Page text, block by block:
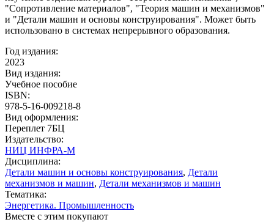
"Сопротивление материалов", "Теория машин и механизмов"
и "Детали машин и основы конструирования". Может быть
использовано в системах непрерывного образования.
Год издания:
2023
Вид издания:
Учебное пособие
ISBN:
978-5-16-009218-8
Вид оформления:
Переплет 7БЦ
Издательство:
НИЦ ИНФРА-М
Дисциплина:
Детали машин и основы конструирования, Детали
механизмов и машин, Детали механизмов и машин
Тематика:
Энергетика. Промышленность
Вместе с этим покупают